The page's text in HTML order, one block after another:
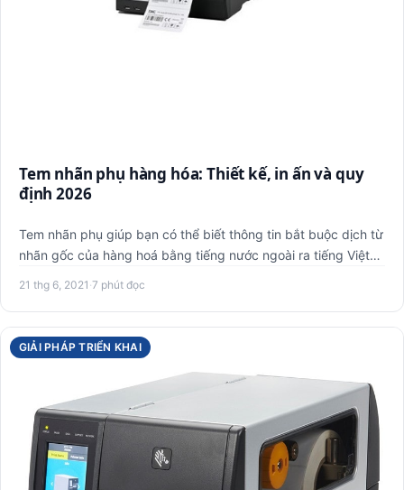
Tem nhãn phụ hàng hóa: Thiết kế, in ấn và quy
định 2026
Tem nhãn phụ giúp bạn có thể biết thông tin bắt buộc dịch từ
nhãn gốc của hàng hoá bằng tiếng nước ngoài ra tiếng Việt
21 thg 6, 2021 ·7 phút đọc
GIẢI PHÁP TRIỂN KHAI